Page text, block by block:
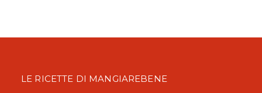
LE RICETTE DI MANGIAREBENE